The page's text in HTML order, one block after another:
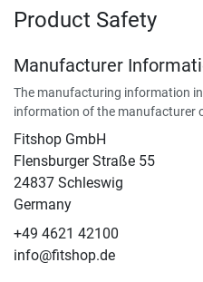
Product Safety
Manufacturer
The manufacturing information
information of the manufacturer
Fitshop GmbH
Flensburger Straße 55
24837 Schleswig
Germany
+49 4621 42100
info@fitshop.de